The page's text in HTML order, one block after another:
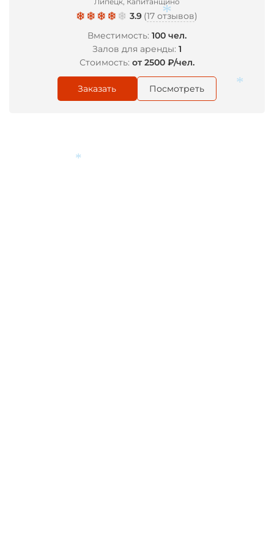
3.9 (17 отзывов)
Вместимость: 100 чел.
Залов для аренды: 1
Стоимость: от 2500 ₽/чел.
Заказать Посмотреть
*